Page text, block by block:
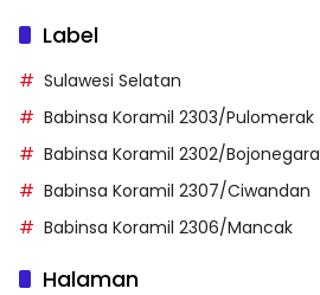
Label
Sulawesi Selatan
Babinsa Koramil 2303/Pulomerak
Babinsa Koramil 2302/Bojonegara
Babinsa Koramil 2307/Ciwandan
Babinsa Koramil 2306/Mancak
Halaman